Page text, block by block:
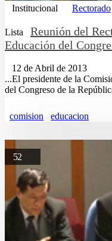
Institucional Rectorado
Lista
Reunión del
Educación del
12 de Abril de 2013
...El presidente de la
del Congreso de la
comision educacion
52